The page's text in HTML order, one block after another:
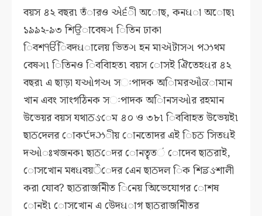
বয়স ৪২ বছর৷ তঁারও એ੬ী অােছ, কনઘা অােছ৷
১৯৯২-৯৩ িশਉাবেষગ িতিন ঢাকা
িবশੴিবদઘালেয় ভিতગ হন মাઍটাসગ পઝথম
বেষગ৷ িতিনও িববািহত৷ বয়স োসই ঐিতেহઘর ৪২
বছর৷ এ ছাড়া যઓগઅ সઃপাদক অািমরઔਕামান
খান এবং সাংগঠিনক সઃপাদক অািনসઓর রহমান
উভেয়র বয়স যথাਠઙেম ৪০ ও ৩৮৷ িববািহত উভেয়ই৷
ছাਠদেলর োক੯দઝীয় োনতােদর এই িচਠ সিতઘই
দઓঃখজনক৷ ছাਠেদর োনতৄতં োদেব ছাਠরাই,
োসখােন মধઘবয়ੌেদর এেন ছাਠদল িক শিਡઙশালী
করা যােব? ছাਠরাজনীিত িনেয় অিভেযােগর োশষ
োনই৷ োসখােন এ উেদઘাগ ছাਠরাজনীিতর